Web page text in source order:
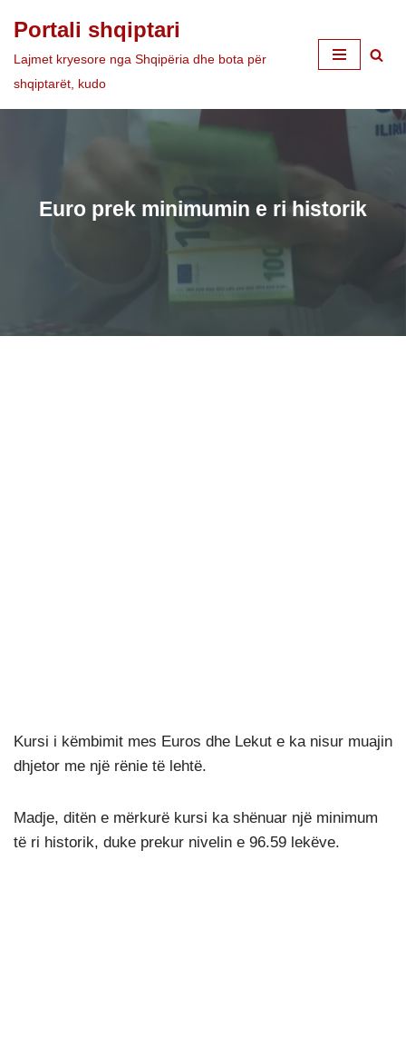
Skip
to
Portali shqiptari
Lajmet kryesore nga Shqipëria dhe bota për
shqiptarët, kudo
Euro prek minimumin e ri historik
Kursi i këmbimit mes Euros dhe Lekut e ka nisur muajin
dhjetor me një rënie të lehtë.
Madje, ditën e mërkurë kursi ka shënuar një minimum
të ri historik, duke prekur nivelin e 96.59 lekëve.